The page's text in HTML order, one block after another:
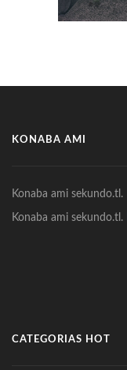
KONABA AMI
Konaba ami sekundo.tl.
Konaba ami sekundo.tl.
CATEGORIAS HOT